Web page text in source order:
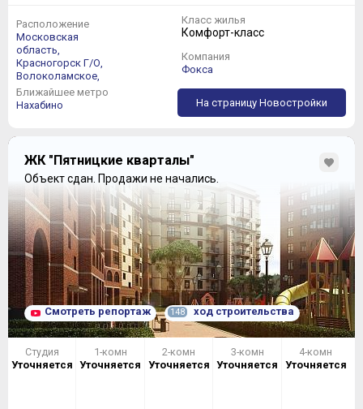
Расположение
Московская
область,
Красногорск Г/О,
Волоколамское,
Ближайшее метро
Нахабино
Класс жилья
Комфорт-класс
Компания
Фокса
На страницу Новостройки
ЖК "Пятницкие кварталы"
Объект сдан. Продажи не начались.
Смотреть репортаж 148 ход строительства
Студия
Уточняется
1-комн
Уточняется
2-комн
Уточняется
3-комн
Уточняется
4-комн
Уточняется